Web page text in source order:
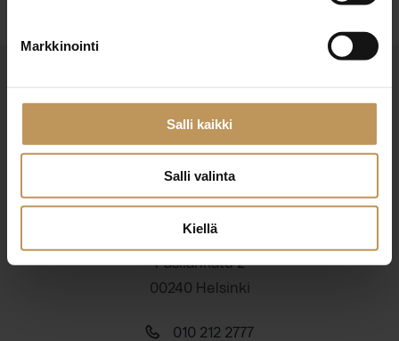
Markkinointi
Salli kaikki
Salli valinta
Kiellä
Suomen Kiinteistönvälittäjät ry
Finlands Fastighetsmäklare rf
Pasilankatu 2
00240 Helsinki
010 212 2777